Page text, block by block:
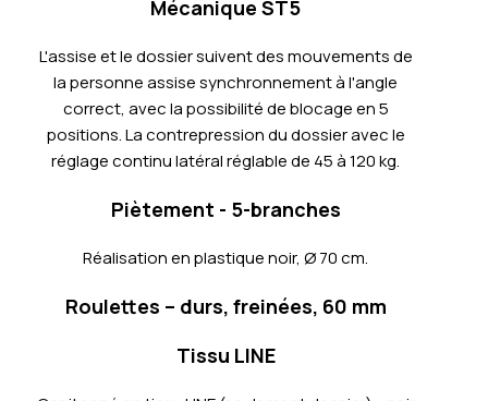
Mécanique ST5
L'assise et le dossier suivent des mouvements de
la personne assise synchronnement à l'angle
correct, avec la possibilité de blocage en 5
positions. La contrepression du dossier avec le
réglage continu latéral réglable de 45 à 120 kg.
Piètement - 5-branches
Réalisation en plastique noir, Ø 70 cm.
Roulettes – durs, freinées, 60 mm
Tissu LINE